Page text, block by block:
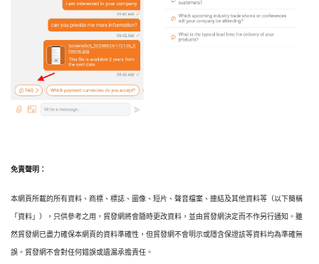
免責聲明：
本網頁所載的所有資料、商標、標誌、圖像、短片、聲音檔案、連結及其他資料等（以下簡稱
「資料」），只供參考之用，貿發網將會隨時更改資料，並由貿發網決定而不作另行通知。雖
然貿發網已盡力確保本網頁的資料準確性，但貿發網不會明示或隱含保證該等資料均為準確無
誤。貿發網不會對任何錯誤或遺漏承擔責任。